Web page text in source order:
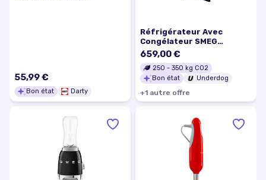
55,99 €
Bon état Darty
Réfrigérateur Avec
Congélateur SMEG
RC21KDNMC
659,00 €
250 - 350 kg CO2
Bon état
Underdog
+1 autre offre